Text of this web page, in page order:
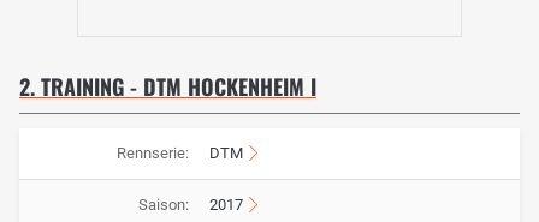
2. TRAINING - DTM HOCKENHEIM I
Rennserie: DTM
Saison: 2017